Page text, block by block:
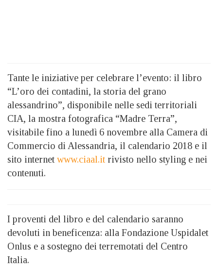
Tante le iniziative per celebrare l’evento: il libro
“L’oro dei contadini, la storia del grano
alessandrino”, disponibile nelle sedi territoriali
CIA, la mostra fotografica “Madre Terra”,
visitabile fino a lunedì 6 novembre alla Camera di
Commercio di Alessandria, il calendario 2018 e il
sito internet www.ciaal.it rivisto nello styling e nei
contenuti.
I proventi del libro e del calendario saranno
devoluti in beneficenza: alla Fondazione Uspidalet
Onlus e a sostegno dei terremotati del Centro
Italia.